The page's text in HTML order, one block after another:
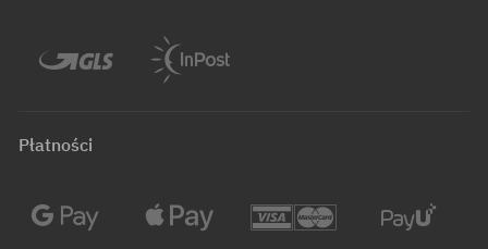
Płatności